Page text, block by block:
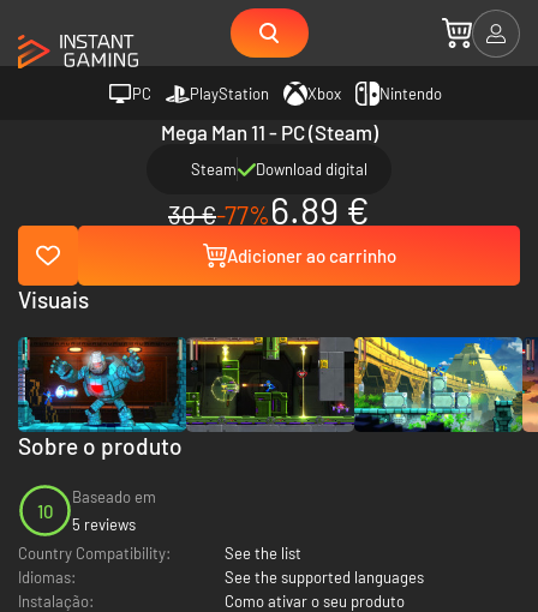
PC PlayStation Xbox Nintendo
Mega Man 11 - PC (Steam)
Steam Download digital
30 €-77%6.89 €
Adicioner ao carrinho
Sobre o produto
10
Baseado em
5 reviews
Country Compatibility:
See the list
Idiomas:
See the supported languages
Instalação:
Como ativar o seu produto
Visuais